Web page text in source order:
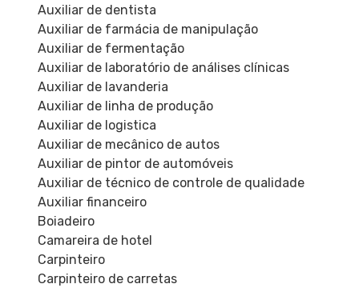
Auxiliar de dentista
Auxiliar de farmácia de manipulação
Auxiliar de fermentação
Auxiliar de laboratório de análises clínicas
Auxiliar de lavanderia
Auxiliar de linha de produção
Auxiliar de logistica
Auxiliar de mecânico de autos
Auxiliar de pintor de automóveis
Auxiliar de técnico de controle de qualidade
Auxiliar financeiro
Boiadeiro
Camareira de hotel
Carpinteiro
Carpinteiro de carretas